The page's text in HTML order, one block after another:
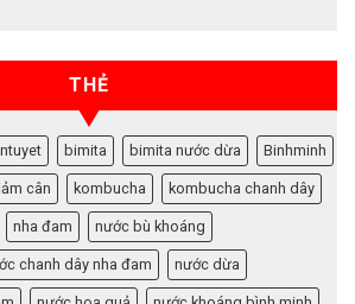
THẺ
bimita bimita nước dừa Binhminh
cân kombucha kombucha chanh dây
nha đam nước bù khoáng
chanh dây nha đam nước dừa